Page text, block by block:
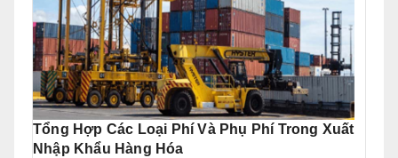
Tổng Hợp Các Loại Phí Và Phụ Phí Trong Xuất
Nhập Khẩu Hàng Hóa